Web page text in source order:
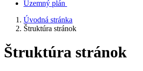
Územný plán
Úvodná stránka
Štruktúra stránok
Štruktúra stránok